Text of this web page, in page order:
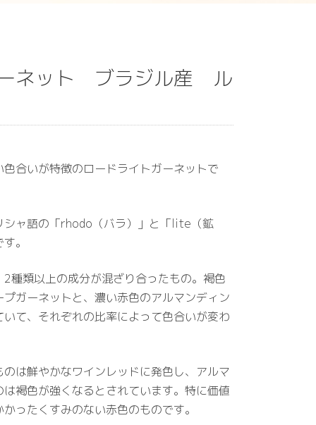
ネット ブラジル産 ル
合いが特徴のロードライトガーネットで
シャ語の「rhodo（バラ）」と「lite（鉱
。
種類以上の成分が混ざり合ったもの。褐色
ガーネットと、濃い赤色のアルマンディン
て、それぞれの比率によって色合いが変わ
は鮮やかなワインレッドに発色し、アルマ
褐色が強くなるとされています。特に価値
ったくすみのない赤色のものです。